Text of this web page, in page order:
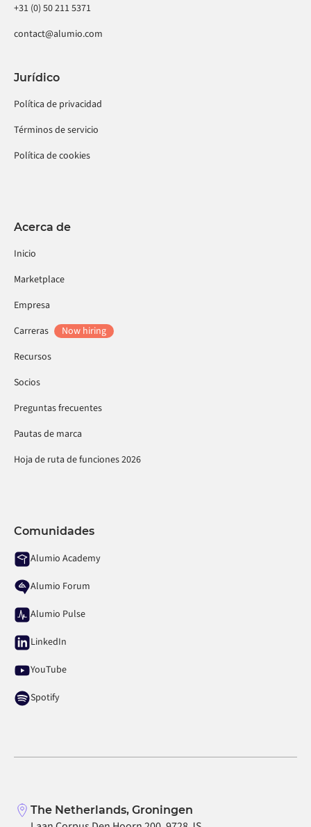
+31 (0) 50 211 5371
contact@alumio.com
Jurídico
Política de privacidad
Términos de servicio
Política de cookies
Acerca de
Inicio
Marketplace
Empresa
Carreras
Now hiring
Recursos
Socios
Preguntas frecuentes
Pautas de marca
Hoja de ruta de funciones 2026
Comunidades
Alumio Academy
Alumio Forum
Alumio Pulse
LinkedIn
YouTube
Spotify
The Netherlands, Groningen